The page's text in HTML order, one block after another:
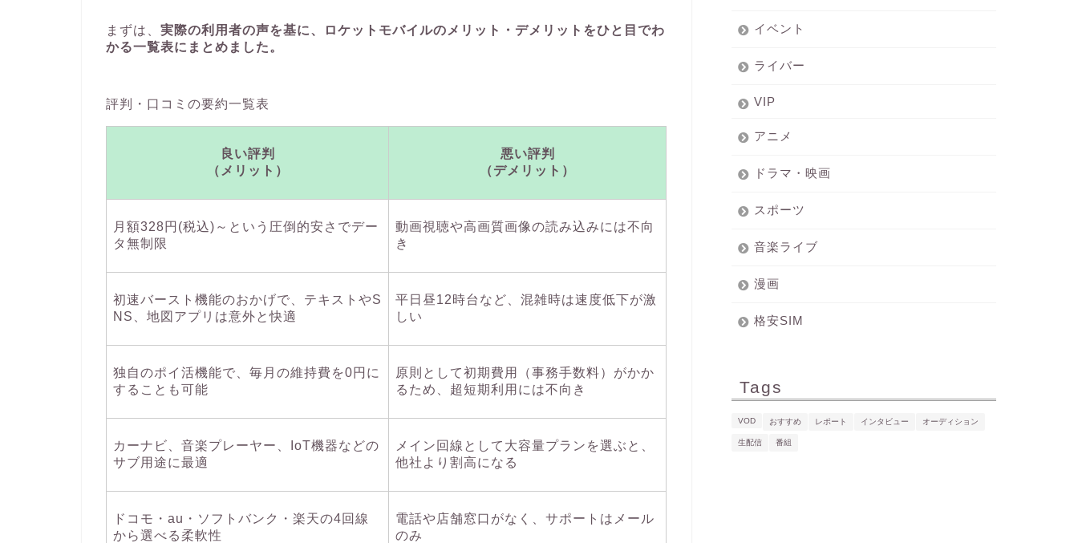
まずは、 実際の利用者の声を基に、ロケットモバイルのメリット・デメリットをひと目でわ
かる一覧表にまとめました。
評判・口コミの要約一覧表
良い評判
（メリット）
悪い評判
（デメリット）
月額328円(税込)～という圧倒的安さでデー
タ無制限
動画視聴や高画質画像の読み込みには不向
き
初速バースト機能のおかげで、テキストやS
NS、地図アプリは意外と快適
平日昼12時台など、混雑時は速度低下が激
しい
独自のポイ活機能で、毎月の維持費を0円に
することも可能
原則として初期費用（事務手数料）がかか
るため、超短期利用には不向き
カーナビ、音楽プレーヤー、IoT機器などの
サブ用途に最適
メイン回線として大容量プランを選ぶと、
他社より割高になる
ドコモ・au・ソフトバンク・楽天の4回線
から選べる柔軟性
電話や店舗窓口がなく、サポートはメール
のみ
イベント
ライバー
VIP
アニメ
ドラマ・映画
スポーツ
音楽ライブ
漫画
格安SIM
Tags
VOD おすすめ レポート インタビュー オーディション
生配信 番組